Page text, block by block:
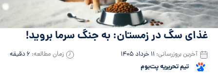
غذای سگ در زمستان: به جنگ سرما بروید!
تیم تحریریه پت‌بوم
آخرین بروزرسانی: ۱۱ خرداد ۱۴۰۵ زمان مطالعه: ۶ دقیقه